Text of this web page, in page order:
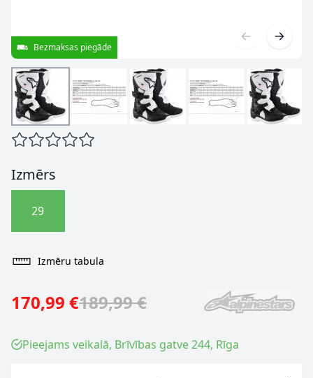
Bezmaksas piegāde
Izmērs
29
Izmēru tabula
170,99 €189,99 €
Pieejams veikalā, Brīvības gatve 244, Rīga